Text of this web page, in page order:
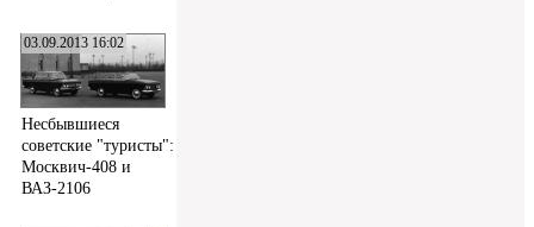
03.09.2013 16:02
Несбывшиеся
советские "туристы":
Москвич-408 и
ВАЗ-2106